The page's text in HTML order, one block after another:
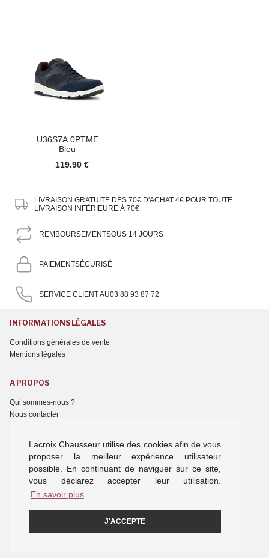
Lacroix Chausseur utilise des cookies afin de vous
proposer la meilleur expérience utilisateur
possible. En continuant de naviguer sur ce site,
vous déclarez accepter leur utilisation.
En savoir plus
J'ACCEPTE
U36S7A.0PTME
Bleu
119.90 €
LIVRAISON GRATUITE DÈS 70€ D'ACHAT 4€ POUR TOUTE
LIVRAISON INFÉRIEURE À 70€
REMBOURSEMENTSOUS 14 JOURS
PAIEMENTSÉCURISÉ
SERVICE CLIENT AU03 88 93 87 72
INFORMATIONS LÉGALES
Conditions générales de vente
Mentions légales
A PROPOS
Qui sommes-nous ?
Nous contacter
NOTRE OFFRE
Chaussures femme
Chaussures homme
Chaussures enfant
Chaussons
Nos marques